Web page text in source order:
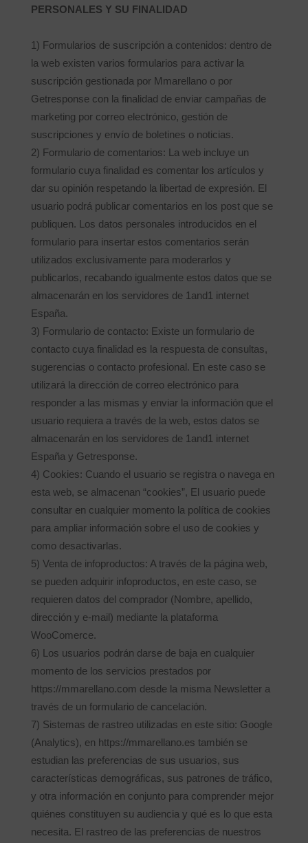
PERSONALES Y SU FINALIDAD
1) Formularios de suscripción a contenidos: dentro de
la web existen varios formularios para activar la
suscripción gestionada por Mmarellano o por
Getresponse con la finalidad de enviar campañas de
marketing por correo electrónico, gestión de
suscripciones y envío de boletines o noticias.
2) Formulario de comentarios: La web incluye un
formulario cuya finalidad es comentar los artículos y
dar su opinión respetando la libertad de expresión. El
usuario podrá publicar comentarios en los post que se
publiquen. Los datos personales introducidos en el
formulario para insertar estos comentarios serán
utilizados exclusivamente para moderarlos y
publicarlos, recabando igualmente estos datos que se
almacenarán en los servidores de 1and1 internet
España.
3) Formulario de contacto: Existe un formulario de
contacto cuya finalidad es la respuesta de consultas,
sugerencias o contacto profesional. En este caso se
utilizará la dirección de correo electrónico para
responder a las mismas y enviar la información que el
usuario requiera a través de la web, estos datos se
almacenarán en los servidores de 1and1 internet
España y Getresponse.
4) Cookies: Cuando el usuario se registra o navega en
esta web, se almacenan “cookies”, El usuario puede
consultar en cualquier momento la política de cookies
para ampliar información sobre el uso de cookies y
como desactivarlas.
5) Venta de infoproductos: A través de la página web,
se pueden adquirir infoproductos, en este caso, se
requieren datos del comprador (Nombre, apellido,
dirección y e-mail) mediante la plataforma
WooComerce.
6) Los usuarios podrán darse de baja en cualquier
momento de los servicios prestados por
https://mmarellano.com desde la misma Newsletter a
través de un formulario de cancelación.
7) Sistemas de rastreo utilizadas en este sitio: Google
(Analytics), en https://mmarellano.es también se
estudian las preferencias de sus usuarios, sus
características demográficas, sus patrones de tráfico,
y otra información en conjunto para comprender mejor
quiénes constituyen su audiencia y qué es lo que esta
necesita. El rastreo de las preferencias de nuestros